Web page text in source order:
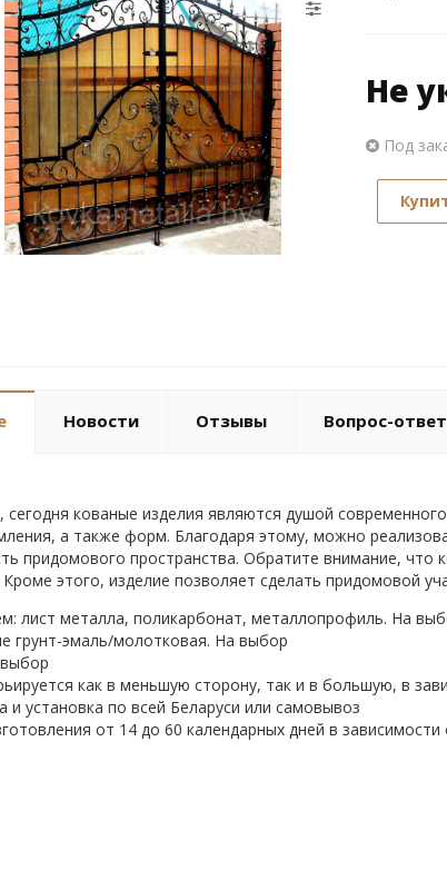
Не
Под
Новости Отзывы Вопрос-ответ
сегодня кованые изделия являются душой
а также форм. Благодаря этому, можно
придомового пространства. Обратите внимание,
этого, изделие позволяет сделать придомовой
лист металла, поликарбонат, металлопрофиль. На
грунт-эмаль/молотковая. На выбор
как в меньшую сторону, так и в большую, в
и установка по всей Беларуси или самовывоз
от 14 до 60 календарных дней в зависимости